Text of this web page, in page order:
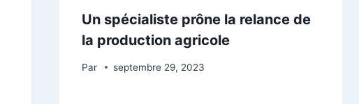
Un spécialiste prône la relance de
la production agricole
Par septembre 29, 2023